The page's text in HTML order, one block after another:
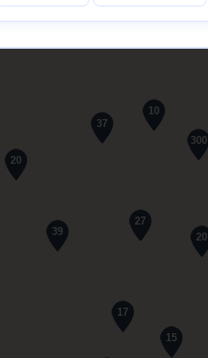
37
17
20
15
300
20
27
39
10